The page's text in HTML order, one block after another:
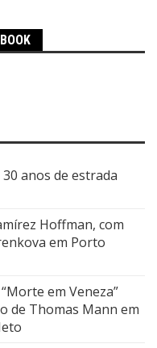
anos de estrada
Hoffman, com
em Porto
em Veneza”
de Thomas Mann em